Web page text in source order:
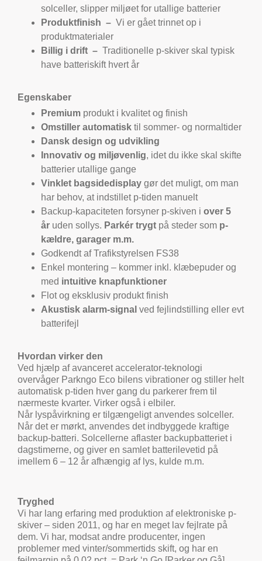
solceller, slipper miljøet for utallige batterier
Produktfinish – Vi er gået trinnet op i
produktmaterialer
Billig i drift – Traditionelle p-skiver skal typisk
have batteriskift hvert år
Egenskaber
Premium produkt i kvalitet og finish
Omstiller automatisk til sommer- og normaltider
Dansk design og udvikling
Innovativ og miljøvenlig, idet du ikke skal skifte
batterier utallige gange
Vinklet bagsidedisplay gør det muligt, om man
har behov, at indstillet p-tiden manuelt
Backup-kapaciteten forsyner p-skiven i over 5
år uden sollys. Parkér trygt på steder som p-
kældre, garager m.m.
Godkendt af Trafikstyrelsen FS38
Enkel montering – kommer inkl. klæbepuder og
med intuitive knapfunktioner
Flot og eksklusiv produkt finish
Akustisk alarm-signal ved fejlindstilling eller evt
batterifejl
Hvordan virker den
Ved hjælp af avanceret accelerator-teknologi
overvåger Parkngo Eco bilens vibrationer og stiller helt
automatisk p-tiden hver gang du parkerer frem til
nærmeste kvarter. Virker også i elbiler.
Når lyspåvirkning er tilgængeligt anvendes solceller.
Når det er mørkt, anvendes det indbyggede kraftige
backup-batteri. Solcellerne aflaster backupbatteriet i
dagstimerne, og giver en samlet batterilevetid på
imellem 6 – 12 år afhængig af lys, kulde m.m.
Tryghed
Vi har lang erfaring med produktion af elektroniske p-
skiver – siden 2011, og har en meget lav fejlrate på
dem. Vi har, modsat andre producenter, ingen
problemer med vinter/sommertids skift, og har en